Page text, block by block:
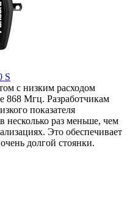
S
с низким расходом
868 Мгц. Разработчикам
показателя
несколько раз меньше, чем
Это обеспечивает
долгой стоянки.